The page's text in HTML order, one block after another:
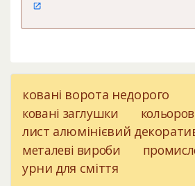
ковані ворота недорого
ковані заглушки
лист алюмінієвий
металеві вироби
урни для сміття